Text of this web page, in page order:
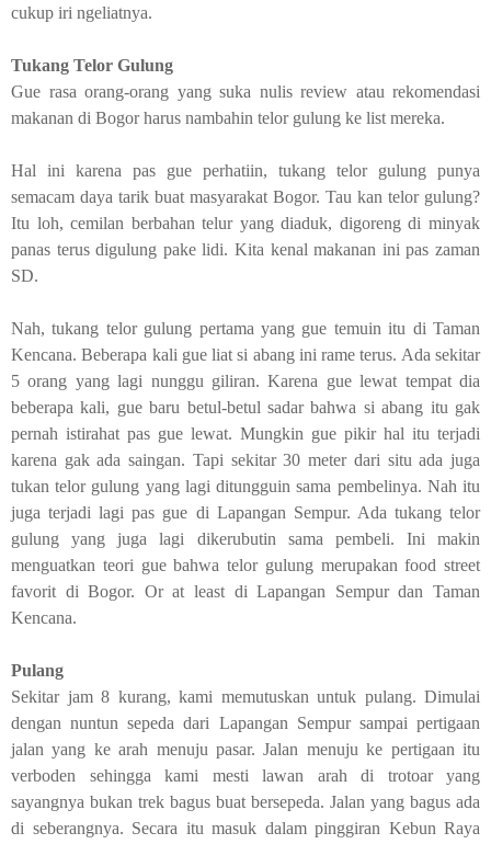
cukup iri ngeliatnya.
Tukang Telor Gulung
Gue rasa orang-orang yang suka nulis review atau rekomendasi
makanan di Bogor harus nambahin telor gulung ke list mereka.
Hal ini karena pas gue perhatiin, tukang telor gulung punya
semacam daya tarik buat masyarakat Bogor. Tau kan telor gulung?
Itu loh, cemilan berbahan telur yang diaduk, digoreng di minyak
panas terus digulung pake lidi. Kita kenal makanan ini pas zaman
SD.
Nah, tukang telor gulung pertama yang gue temuin itu di Taman
Kencana. Beberapa kali gue liat si abang ini rame terus. Ada sekitar
5 orang yang lagi nunggu giliran. Karena gue lewat tempat dia
beberapa kali, gue baru betul-betul sadar bahwa si abang itu gak
pernah istirahat pas gue lewat. Mungkin gue pikir hal itu terjadi
karena gak ada saingan. Tapi sekitar 30 meter dari situ ada juga
tukan telor gulung yang lagi ditungguin sama pembelinya. Nah itu
juga terjadi lagi pas gue di Lapangan Sempur. Ada tukang telor
gulung yang juga lagi dikerubutin sama pembeli. Ini makin
menguatkan teori gue bahwa telor gulung merupakanfood street
favorit di Bogor. Or at least di Lapangan Sempur dan Taman
Kencana.
Pulang
Sekitar jam 8 kurang, kami memutuskan untuk pulang. Dimulai
dengan nuntun sepeda dari Lapangan Sempur sampai pertigaan
jalan yang ke arah menuju pasar. Jalan menuju ke pertigaan itu
verboden sehingga kami mesti lawan arah di trotoar yang
sayangnya bukan trek bagus buat bersepeda. Jalan yang bagus ada
di seberangnya. Secara itu masuk dalam pinggiran Kebun Raya